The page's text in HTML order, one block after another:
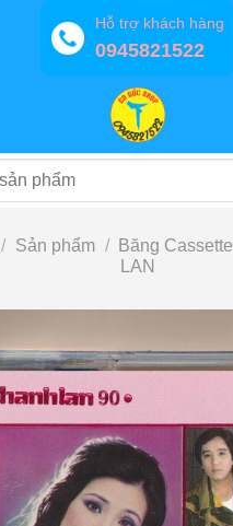
Hỗ trợ khách hàng
0945821522
/ Sản phẩm / Băng Cassette
LAN